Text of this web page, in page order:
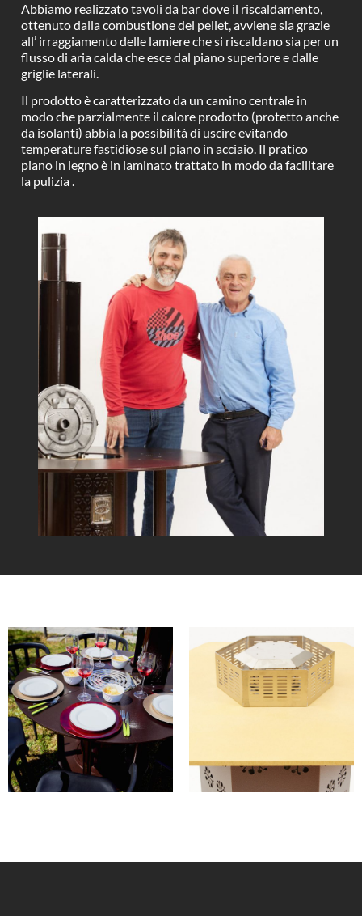
Abbiamo realizzato tavoli da bar dove il riscaldamento,
ottenuto dalla combustione del pellet, avviene sia grazie
all’ irraggiamento delle lamiere che si riscaldano sia per un
flusso di aria calda che esce dal piano superiore e dalle
griglie laterali.
Il prodotto è caratterizzato da un camino centrale in
modo che parzialmente il calore prodotto (protetto anche
da isolanti) abbia la possibilità di uscire evitando
temperature fastidiose sul piano in acciaio. Il pratico
piano in legno è in laminato trattato in modo da facilitare
la pulizia .